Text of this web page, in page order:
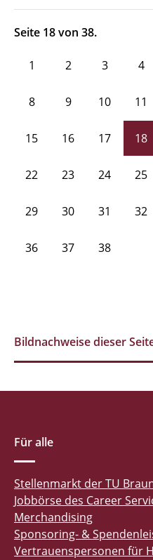
Seite 18 von 38.
1 2 3 4
8 9 10 11
15 16 17 18
22 23 24 25
29 30 31 32
36 37 38
Bildnachweise dieser
Für alle
Stellenmarkt der TU
Jobbörse des Career
Merchandising
Sponsoring- &
Vertrauenspersonen für